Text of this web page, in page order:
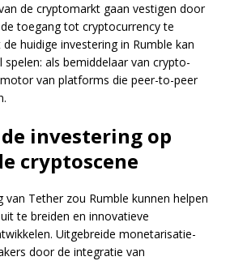
de cryptomarkt gaan vestigen door
toegang tot cryptocurrency te
huidige investering in Rumble kan
als bemiddelaar van crypto-
van platforms die peer-to-peer
investering op
cryptoscene
van Tether zou Rumble kunnen helpen
te breiden en innovatieve
Uitgebreide monetarisatie-
door de integratie van